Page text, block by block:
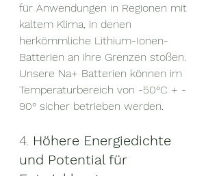
für Anwendungen in Regionen mit
kaltem Klima, in denen
herkömmliche Lithium-Ionen-
Batterien an ihre Grenzen stoßen.
Unsere Na+ Batterien können im
Temperaturbereich von -50°C + -
90° sicher betrieben werden.
4. Höhere Energiedichte
und Potential für